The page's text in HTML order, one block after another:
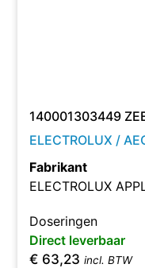
140001303449
ELECTROLUX /
Fabrikant
ELECTROLUX
Doseringen
Direct leverbaar
€ 63,23 incl. BTW